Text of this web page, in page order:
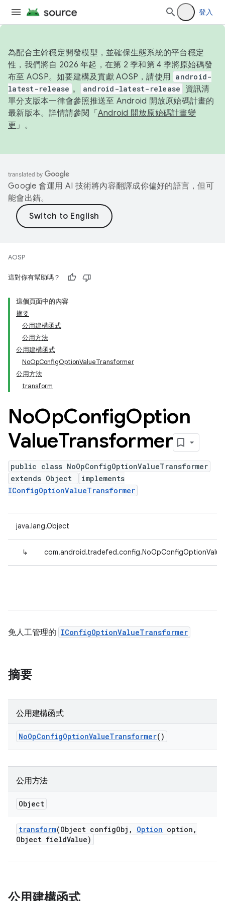
登入
為配合主幹穩定開發模型，並確保生態系統的平台穩定
性，我們將自 2026 年起，在第 2 季和第 4 季將原始碼發
布至 AOSP。如要建構及貢獻 AOSP，請使用 android-
latest-release 。 android-latest-release
資訊清
單分支版本一律會參照推送至 Android 開放原始碼計畫的
最新版本。詳情請參閱「 Android 開放原始碼計畫變
更 」。
Google 會運用 AI 技術將內容翻譯成你偏好的語言，但可
能會出錯。
AOSP
這對你有幫助嗎？
這個頁面中的內容
摘要
公用建構函式
公用方法
公用建構函式
NoOpConfigOptionValueTransformer
公用方法
transform
NoOpConfigOption
ValueTransformer
public class NoOpConfigOptionValueTransformer
extends Object
implements
IConfigOptionValueTransformer
java.lang.Object
↳
免人工管理的 IConfigOptionValueTransformer
摘要
公用建構函式
NoOpConfigOptionValueTransformer()
公用方法
Object
transform(Object configObj , Option option ,
Object fieldValue)
公用建構函式